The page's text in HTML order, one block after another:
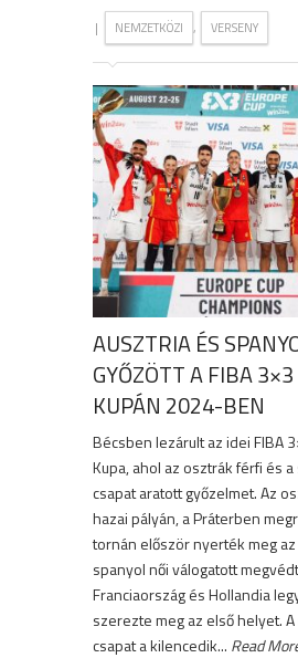
| NEMZETKÖZI , VERSENY
AUSZTRIA ÉS
GYŐZÖTT A FIBA
KUPÁN 2024-BEN
Bécsben lezárult az idei FIBA
Kupa, ahol az osztrák férfi és
csapat aratott győzelmet. Az
hazai pályán, a Práterben
tornán először nyerték meg az
spanyol női válogatott
Franciaország és Hollandia
szerezte meg az első helyet. A
csapat a kilencedik... Read